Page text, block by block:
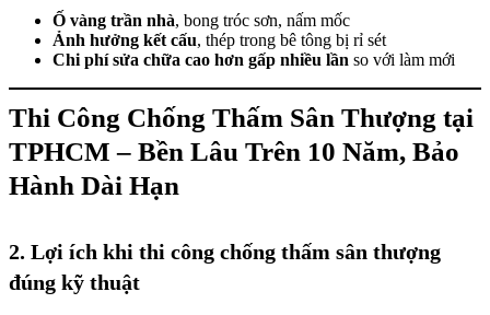
Ố vàng trần nhà, bong tróc sơn, nấm mốc
Ảnh hưởng kết cấu, thép trong bê tông bị rỉ sét
Chi phí sửa chữa cao hơn gấp nhiều lần so với làm mới
Thi Công Chống Thấm Sân Thượng tại
TPHCM – Bền Lâu Trên 10 Năm, Bảo
Hành Dài Hạn
2. Lợi ích khi thi công chống thấm sân thượng
đúng kỹ thuật